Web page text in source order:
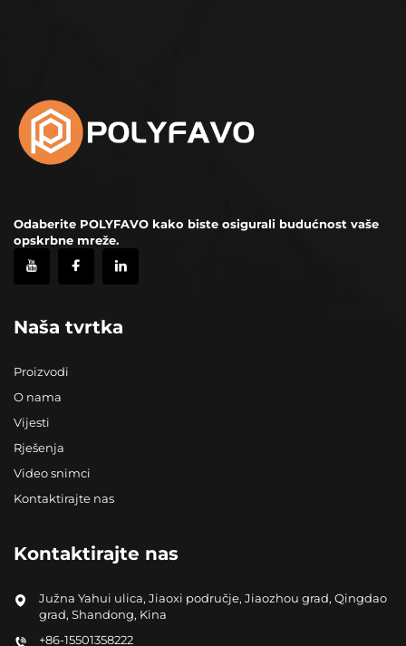
Odaberite POLYFAVO kako biste osigurali budućnost vaše
opskrbne mreže.
Naša tvrtka
Proizvodi
O nama
Vijesti
Rješenja
Video snimci
Kontaktirajte nas
Kontaktirajte nas
Južna Yahui ulica, Jiaoxi područje, Jiaozhou grad, Qingdao
grad, Shandong, Kina
+86-15501358222